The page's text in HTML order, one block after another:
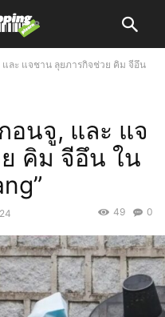
และ แจชาน ลุยภารกิจช่วย คิม จีอึน
อนจู, และ แจ
คิม จีอึน ใน
0
49